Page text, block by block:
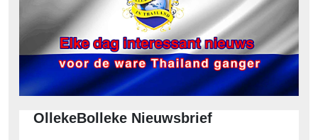
OllekeBolleke Nieuwsbrief